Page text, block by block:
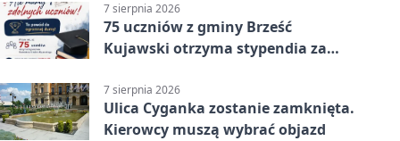
7 sierpnia 2026
75 uczniów z gminy Brześć
Kujawski otrzyma stypendia za
7 sierpnia 2026
Ulica Cyganka zostanie zamknięta.
Kierowcy muszą wybrać objazd